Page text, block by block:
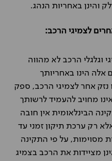
והינן באחריות הנהג.
לצמיגי הרכב:
וגלגלי הרכב לא מהווה
אלה הינו באחריותך
אחר לצמיגי הרכב, ספק
מחויב להעמיד לרשותך
הבינלאומית אין חובה
רק ערכת תיקון זמני עד
מסוימות, על פי התקינה
מציידות את הרכב בצמיג